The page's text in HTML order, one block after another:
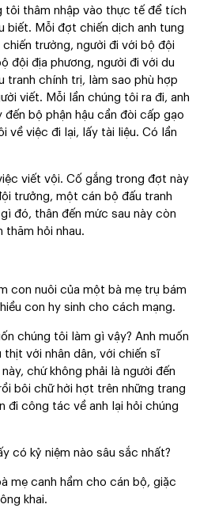
tôi thâm nhập vào thực tế để tích
biết. Mỗi đợt chiến dịch anh tung
trường, người đi với bộ đội
đội địa phương, người đi với du
tranh chính trị, làm sao phù hợp
viết. Mỗi lần chúng tôi ra đi, anh
bộ phận hậu cần đòi cấp gạo
về việc đi lại, lấy tài liệu. Có lần
viết vội. Cố gắng trong đợt này
trưởng, một cán bộ đấu tranh
đó, thân đến mức sau này còn
thăm hỏi nhau.
con nuôi của một bà mẹ trụ bám
con hy sinh cho cách mạng.
chúng tôi làm gì vậy? Anh muốn
với nhân dân, với chiến sĩ
chứ không phải là người đến
bôi chữ hời hợt trên những trang
đi công tác về anh lại hỏi chúng
có kỷ niệm nào sâu sắc nhất?
mẹ canh hầm cho cán bộ, giặc
khai.